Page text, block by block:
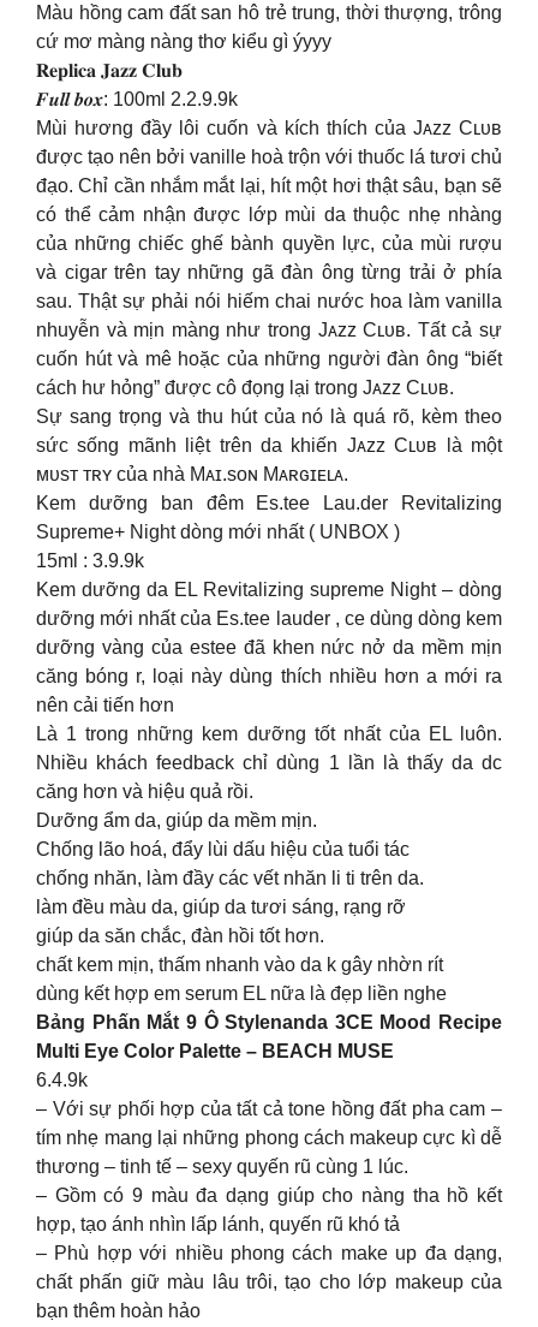
Màu hồng cam đất san hô trẻ trung, thời thượng, trông
cứ mơ màng nàng thơ kiểu gì ýyyy
𝐑𝐞𝐩𝐥𝐢𝐜𝐚 𝐉𝐚𝐳𝐳 𝐂𝐥𝐮𝐛
𝑭𝒖𝒍𝒍 𝒃𝒐𝒙: 100ml 2.2.9.9k
Mùi hương đầy lôi cuốn và kích thích của Jᴀᴢᴢ Cʟᴜʙ
được tạo nên bởi vanille hoà trộn với thuốc lá tươi chủ
đạo. Chỉ cần nhắm mắt lại, hít một hơi thật sâu, bạn sẽ
có thể cảm nhận được lớp mùi da thuộc nhẹ nhàng
của những chiếc ghế bành quyền lực, của mùi rượu
và cigar trên tay những gã đàn ông từng trải ở phía
sau. Thật sự phải nói hiếm chai nước hoa làm vanilla
nhuyễn và mịn màng như trong Jᴀᴢᴢ Cʟᴜʙ. Tất cả sự
cuốn hút và mê hoặc của những người đàn ông “biết
cách hư hỏng” được cô đọng lại trong Jᴀᴢᴢ Cʟᴜʙ.
Sự sang trọng và thu hút của nó là quá rõ, kèm theo
sức sống mãnh liệt trên da khiến Jᴀᴢᴢ Cʟᴜʙ là một
ᴍᴜsᴛ ᴛʀʏ của nhà Mᴀɪ.sᴏɴ Mᴀʀɢɪᴇʟᴀ.
Kem dưỡng ban đêm Es.tee Lau.der Revitalizing
Supreme+ Night dòng mới nhất ( UNBOX )
15ml : 3.9.9k
Kem dưỡng da EL Revitalizing supreme Night – dòng
dưỡng mới nhất của Es.tee lauder , ce dùng dòng kem
dưỡng vàng của estee đã khen nức nở da mềm mịn
căng bóng r, loại này dùng thích nhiều hơn a mới ra
nên cải tiến hơn
Là 1 trong những kem dưỡng tốt nhất của EL luôn.
Nhiều khách feedback chỉ dùng 1 lần là thấy da dc
căng hơn và hiệu quả rồi.
Dưỡng ẩm da, giúp da mềm mịn.
Chống lão hoá, đẩy lùi dấu hiệu của tuổi tác
chống nhăn, làm đầy các vết nhăn li ti trên da.
làm đều màu da, giúp da tươi sáng, rạng rỡ
giúp da săn chắc, đàn hồi tốt hơn.
chất kem mịn, thấm nhanh vào da k gây nhờn rít
dùng kết hợp em serum EL nữa là đẹp liền nghe
Bảng Phấn Mắt 9 Ô Stylenanda 3CE Mood Recipe
Multi Eye Color Palette – BEACH MUSE
6.4.9k
– Với sự phối hợp của tất cả tone hồng đất pha cam –
tím nhẹ mang lại những phong cách makeup cực kì dễ
thương – tinh tế – sexy quyến rũ cùng 1 lúc.
– Gồm có 9 màu đa dạng giúp cho nàng tha hồ kết
hợp, tạo ánh nhìn lấp lánh, quyến rũ khó tả
– Phù hợp với nhiều phong cách make up đa dạng,
chất phấn giữ màu lâu trôi, tạo cho lớp makeup của
bạn thêm hoàn hảo